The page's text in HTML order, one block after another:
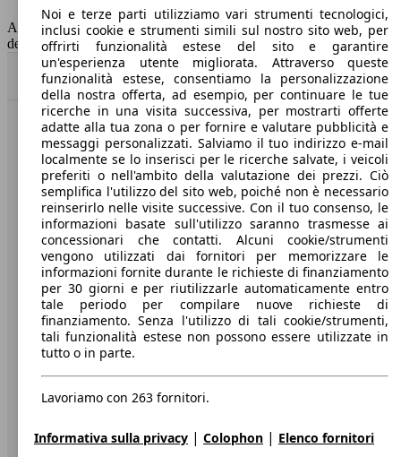
Capacità del serbatoio
55 l
AutoScout24 non si assume alcuna responsabilità per la correttezza
dei dati.
Torna su
Benvenuti su AutoScout24, il mercato auto europeo.
Società
A proposito di AutoScout24
Stampa
Media
Condizioni generali
Informazioni
Privacy
Dichiarazione di Accessibilità
Servizi
Noi e terze parti utilizziamo vari strumenti tecnologici,
inclusi cookie e strumenti simili sul nostro sito web, per
offrirti funzionalità estese del sito e garantire
un'esperienza utente migliorata. Attraverso queste
funzionalità estese, consentiamo la personalizzazione
della nostra offerta, ad esempio, per continuare le tue
ricerche in una visita successiva, per mostrarti offerte
adatte alla tua zona o per fornire e valutare pubblicità e
messaggi personalizzati. Salviamo il tuo indirizzo e-mail
localmente se lo inserisci per le ricerche salvate, i veicoli
preferiti o nell'ambito della valutazione dei prezzi. Ciò
semplifica l'utilizzo del sito web, poiché non è necessario
reinserirlo nelle visite successive. Con il tuo consenso, le
informazioni basate sull'utilizzo saranno trasmesse ai
concessionari che contatti. Alcuni cookie/strumenti
vengono utilizzati dai fornitori per memorizzare le
informazioni fornite durante le richieste di finanziamento
per 30 giorni e per riutilizzarle automaticamente entro
tale periodo per compilare nuove richieste di
finanziamento. Senza l'utilizzo di tali cookie/strumenti,
tali funzionalità estese non possono essere utilizzate in
tutto o in parte.
Lavoriamo con 263 fornitori.
Informativa sulla privacy | Colophon | Elenco fornitori